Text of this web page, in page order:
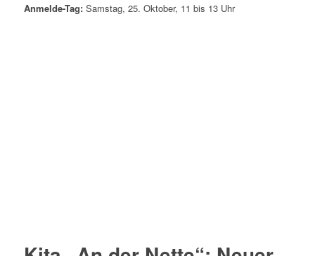
Anmelde-Tag:Samstag, 25. Oktober, 11 bis 13 Uhr